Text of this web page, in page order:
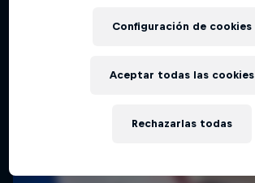
Vuelve a verlo
Configuración de cookies
Rechazarlas todas
Aceptar todas las cookies